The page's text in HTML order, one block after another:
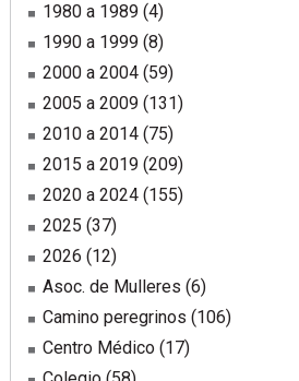
1980 a 1989(4)
1990 a 1999(8)
2000 a 2004(59)
2005 a 2009(131)
2010 a 2014(75)
2015 a 2019(209)
2020 a 2024(155)
2025 (37)
2026 (12)
Asoc. de Mulleres (6)
Camino peregrinos (106)
Centro Médico(17)